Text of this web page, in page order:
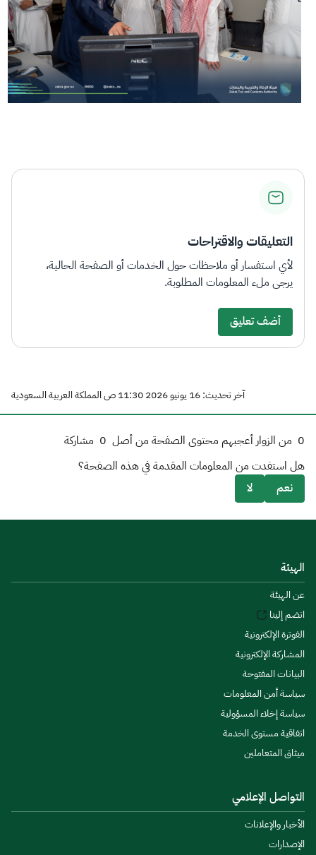
التعليقات والاقتراحات
لأي استفسار أو ملاحظات حول الخدمات أو الصفحة الحالية،
يرجى ملء المعلومات المطلوبة.
أضف تعليق
آخر تحديث: 16 يونيو 2026 11:30 ص المملكة العربية السعودية
0 من الزوار أعجبهم محتوى الصفحة من أصل 0 مشاركة
هل استفدت من المعلومات المقدمة في هذه الصفحة؟
نعم
لا
الهيئة
عن الهيئة
انضم إلينا
الفوترة الإلكترونية
المشاركة الإلكترونية
البيانات المفتوحة
سياسة أمن المعلومات
سياسة إخلاء المسؤولية
اتفاقية مستوى الخدمة
ميثاق المتعاملين
التواصل الإعلامي
الأخبار والإعلانات
الإصدارات